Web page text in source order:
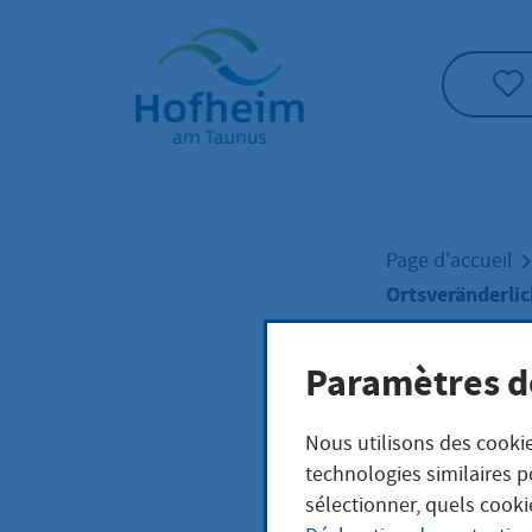
Accueil"
Page d'accueil
Paramètres
Nous utilisons des
technologies similaires
sélectionner, quels